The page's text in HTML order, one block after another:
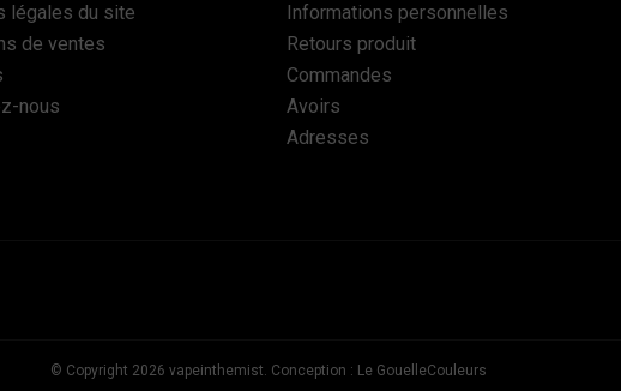
légales du site
de ventes
nous
Informations personnelles
Retours produit
Commandes
Avoirs
Adresses
© Copyright 2026 vapeinthemist. Conception : Le GouelleCouleurs